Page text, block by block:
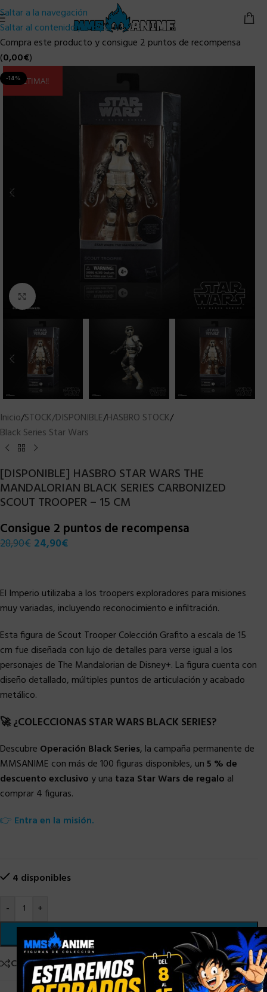
Saltar a la navegación
Saltar al contenido principal
Compra este producto y consigue 2 puntos de recompensa
(0,00€)
-14%ULTIMA!!
Clic para ampliar
Inicio/STOCK/DISPONIBLE/HASBRO STOCK/
Black Series Star Wars
[DISPONIBLE] HASBRO STAR WARS THE
MANDALORIAN BLACK SERIES CARBONIZED
SCOUT TROOPER – 15 CM
Consigue 2 puntos de recompensa
28,90€ 24,90€
El Imperio utilizaba a los troopers exploradores para misiones
muy variadas, incluyendo reconocimiento e infiltración.
Esta figura de Scout Trooper Colección Grafito a escala de 15
cm fue diseñada con lujo de detalles para verse igual a los
personajes de The Mandalorian de Disney+. La figura cuenta con
diseño detallado, múltiples puntos de articulación y acabado
metálico.
🚀 ¿COLECCIONAS STAR WARS BLACK SERIES?
Descubre Operación Black Series, la campaña permanente de
MMSANIME con más de 100 figuras disponibles, un5 % de
descuento exclusivo y una taza Star Wars de regalo al
comprar 4 figuras.
👉 Entra en la misión.
4 disponibles
-
+
Comparar Añadir a la lista de deseos
×